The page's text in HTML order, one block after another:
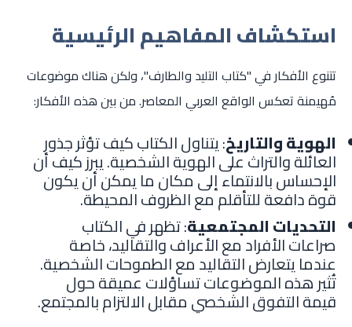
استكشاف المفاهيم الرئيسية
تتنوع الأفكار في "كتاب التليد والطارف"، ولكن هناك موضوعات
مُهيمنة تعكس الواقع العربي المعاصر. من بين هذه الأفكار:
الهوية والتاريخ: يتناول الكتاب كيف تؤثر جذور
العائلة والتراث على الهوية الشخصية. يبرز كيف أن
الإحساس بالانتماء إلى مكان ما يمكن أن يكون
قوة دافعة للتأقلم مع الظروف المحيطة.
التحديات المجتمعية: تظهر في الكتاب
صراعات الأفراد مع الأعراف والتقاليد، خاصة
عندما يتعارض التقاليد مع الطموحات الشخصية.
تُثير هذه الموضوعات تساؤلات عميقة حول
قيمة التفوق الشخصي مقابل الالتزام بالمجتمع.